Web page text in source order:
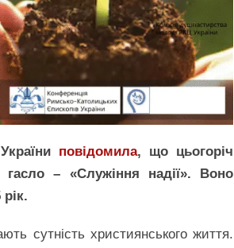
повідомила, що цьогоріч
– «Служіння надії». Воно
сутність християнського життя.